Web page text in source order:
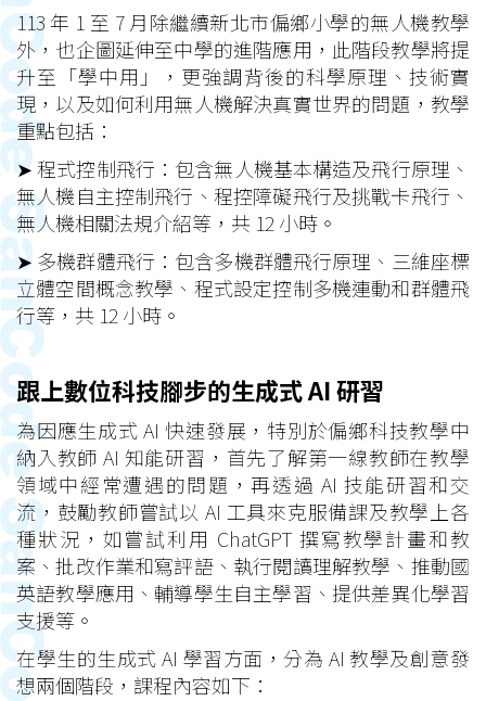
113 年 1 至 7 月除繼續新北市偏鄉小學的無人機教學
外，也企圖延伸至中學的進階應用，此階段教學將提
升至「學中用」，更強調背後的科學原理、技術實
現，以及如何利用無人機解決真實世界的問題，教學
重點包括：
➤ 程式控制飛行：包含無人機基本構造及飛行原理、
無人機自主控制飛行、程控障礙飛行及挑戰卡飛行、
無人機相關法規介紹等，共 12 小時。
➤ 多機群體飛行：包含多機群體飛行原理、三維座標
立體空間概念教學、程式設定控制多機連動和群體飛
行等，共 12 小時。
跟上數位科技腳步的生成式 AI 研習
為因應生成式 AI 快速發展，特別於偏鄉科技教學中
納入教師 AI 知能研習，首先了解第一線教師在教學
領域中經常遭遇的問題，再透過 AI 技能研習和交
流，鼓勵教師嘗試以 AI 工具來克服備課及教學上各
種狀況，如嘗試利用 ChatGPT 撰寫教學計畫和教
案、批改作業和寫評語、執行閱讀理解教學、推動國
英語教學應用、輔導學生自主學習、提供差異化學習
支援等。
在學生的生成式 AI 學習方面，分為 AI 教學及創意發
想兩個階段，課程內容如下：